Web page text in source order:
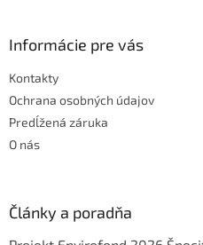
Informácie pre vás
Kontakty
Ochrana osobných údajov
Predĺžená záruka
O nás
Články a poradňa